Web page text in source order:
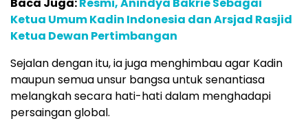
Ketua Umum Kadin Indonesia dan Arsjad Rasjid
Ketua Dewan Pertimbangan
Sejalan dengan itu, ia juga menghimbau agar Kadin
maupun semua unsur bangsa untuk senantiasa
melangkah secara hati-hati dalam menghadapi
persaingan global.